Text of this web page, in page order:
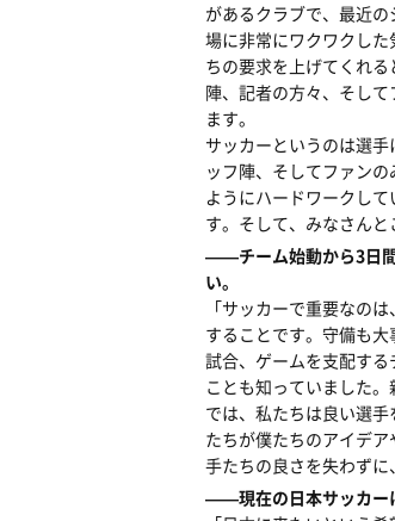
があるクラブで、最近
場に非常にワクワクし
ちの要求を上げてくれ
陣、記者の方々、そし
ます。
サッカーというのは選
ッフ陣、そしてファン
ようにハードワークし
す。そして、みなさん
――チーム始動から3日間
い。
「サッカーで重要なの
することです。守備も
試合、ゲームを支配す
ことも知っていました
では、私たちは良い選
たちが僕たちのアイデ
手たちの良さを失わずに
――現在の日本サッカー